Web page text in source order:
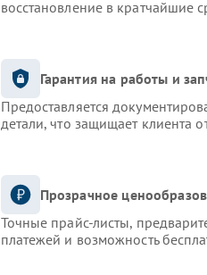
восстановление в кратчайшие
Гарантия на работы и
Предоставляется
детали, что защищает клиента
Прозрачное
Точные прайс-листы,
платежей и возможность